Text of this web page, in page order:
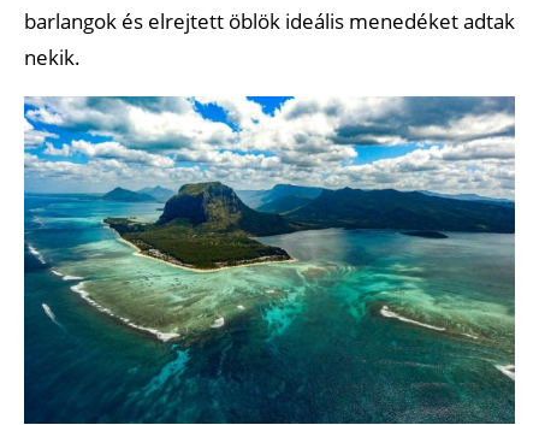
barlangok és elrejtett öblök ideális menedéket adtak
nekik.